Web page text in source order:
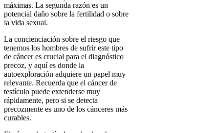
máximas. La segunda razón es un
potencial daño sobre la fertilidad o sobre
la vida sexual.
La concienciación sobre el riesgo que
tenemos los hombres de sufrir este tipo
de cáncer es crucial para el diagnóstico
precoz, y aquí es donde la
autoexploración adquiere un papel muy
relevante. Recuerda que el cáncer de
testículo puede extenderse muy
rápidamente, pero si se detecta
precozmente es uno de los cánceres más
curables.